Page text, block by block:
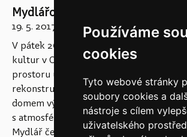
Používáme
cookies
Tyto webové stránky
soubory cookies a
nástroje s cílem
uživatelského
Mydlářovský dům zažije osvícení
19. 5. 2017
V pátek 26. května 2017 zve Muzeum
kultur v Chrudimi na slavnostní otevření
prostoru určeného návštěvníkům. Po
rekonstrukci vzniklo na terasách za
domem výjimečné místo k odpočinku i
s atmosférou italského Toskánska,
Mydlář čerpal inspiraci pro renesanční